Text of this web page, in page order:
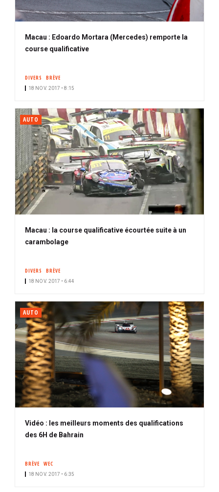
Macau : Edoardo Mortara (Mercedes) remporte la
course qualificative
DIVERS BRÈVE
18 NOV. 2017 • 8:15
AUTO
Macau : la course qualificative écourtée suite à un
carambolage
DIVERS BRÈVE
18 NOV. 2017 • 6:44
AUTO
Vidéo : les meilleurs moments des qualifications
des 6H de Bahrain
BRÈVE WEC
18 NOV. 2017 • 6:35